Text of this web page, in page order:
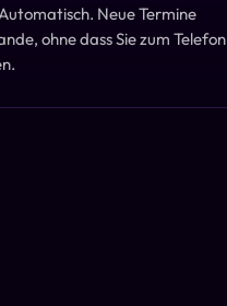
Neue Termine
ohne dass Sie zum Telefon